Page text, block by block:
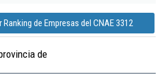
Ranking de Empresas del CNAE 3312
de